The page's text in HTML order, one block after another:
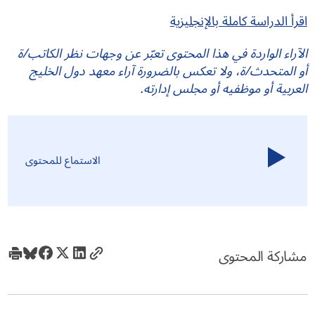
اقرأ الدراسة كاملة بالإنجليزية
الآراء الواردة في هذا المحتوى تعبّر عن وجهات نظر الكاتب/ة
أو المتحدث/ة، ولا تعكس بالضرورة آراء معهد دول الخليج
العربية أو موظفيه أو مجلس إدارته.
الاستماع للمحتوى
مشاركة المحتوى